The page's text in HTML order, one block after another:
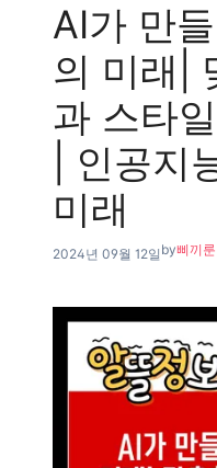
AI가 만
의 미래|
과 스타
| 인공지
미래
2024년 09월 12일 by삐끼룬